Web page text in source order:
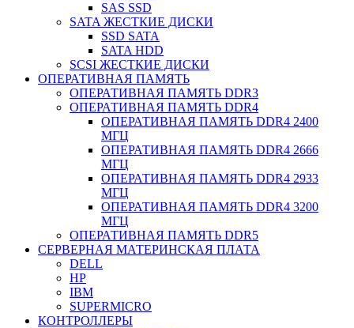
SAS SSD
SATA ЖЕСТКИЕ ДИСКИ
SSD SATA
SATA HDD
SCSI ЖЕСТКИЕ ДИСКИ
ОПЕРАТИВНАЯ ПАМЯТЬ
ОПЕРАТИВНАЯ ПАМЯТЬ DDR3
ОПЕРАТИВНАЯ ПАМЯТЬ DDR4
ОПЕРАТИВНАЯ ПАМЯТЬ DDR4 2400
МГЦ
ОПЕРАТИВНАЯ ПАМЯТЬ DDR4 2666
МГЦ
ОПЕРАТИВНАЯ ПАМЯТЬ DDR4 2933
МГЦ
ОПЕРАТИВНАЯ ПАМЯТЬ DDR4 3200
МГЦ
ОПЕРАТИВНАЯ ПАМЯТЬ DDR5
СЕРВЕРНАЯ МАТЕРИНСКАЯ ПЛАТА
DELL
HP
IBM
SUPERMICRO
КОНТРОЛЛЕРЫ